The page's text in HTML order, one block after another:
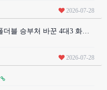
2026-07-28
블 승부처 바꾼 4대3 화…
2026-07-28